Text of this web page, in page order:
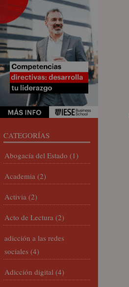
CATEGORÍAS
Abogacía del Estado (1)
Academia (2)
Activia (2)
Acto de Lectura (2)
adicción a las redes
sociales (4)
Adicción digital (4)